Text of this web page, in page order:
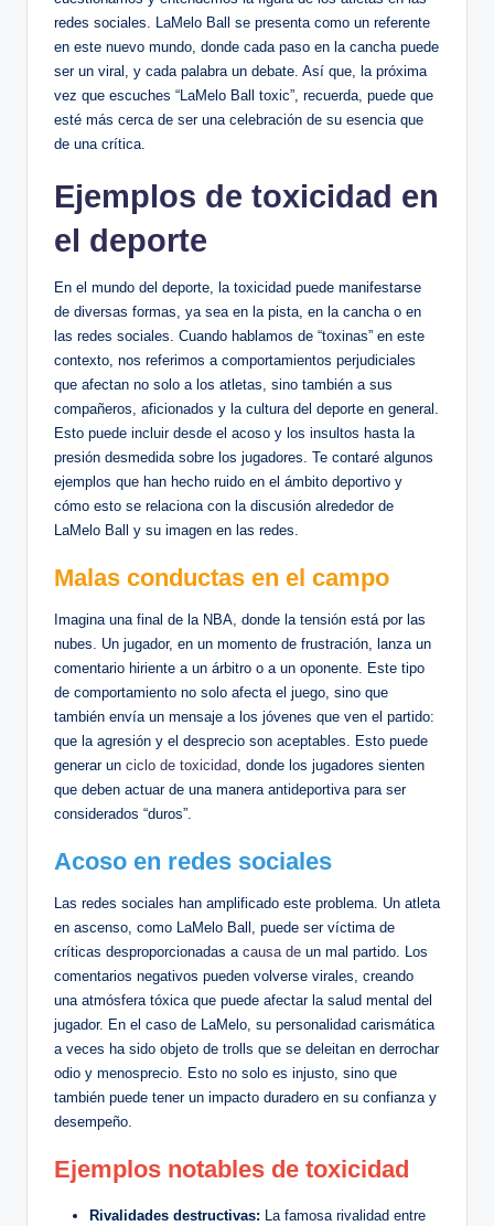
redes sociales. LaMelo Ball se presenta como un referente
‌en este nuevo mundo, donde cada paso ⁤en⁢ la cancha puede
ser un viral,​ y cada palabra un ⁣debate. Así que, la próxima
vez que escuches “LaMelo Ball toxic”, recuerda, puede que
⁤esté más cerca⁤ de ser una celebración‍ de su esencia que​
de una crítica.
Ejemplos de‌ toxicidad en
el deporte
En el mundo del deporte, la toxicidad puede manifestarse
de⁤ diversas formas, ​ya sea en⁢ la pista, ‍en la cancha⁤ o en
las redes sociales. Cuando hablamos de “toxinas” en este
contexto, nos referimos⁣ a comportamientos perjudiciales
que afectan no solo a​ los atletas, sino también a sus
compañeros, aficionados y la⁣ cultura ‌del deporte⁣ en general.⁢
Esto puede incluir desde el acoso y los insultos ​hasta la‍
presión desmedida‍ sobre los jugadores. Te contaré algunos⁢
ejemplos que han hecho ⁣ruido en⁣ el ámbito deportivo y
⁢cómo esto se relaciona con⁤ la discusión alrededor de
LaMelo Ball y su imagen en las redes.
Malas conductas en el campo
Imagina una final ​de la NBA, donde la tensión​ está ‌por​ las
nubes. Un jugador, en​ un momento de frustración, lanza un
comentario hiriente a ⁣un árbitro o a ​un oponente. Este tipo
de comportamiento‍ no solo afecta el juego, sino que
también‌ envía un mensaje a los jóvenes que ven​ el partido:
que la agresión y ⁣el desprecio son aceptables. Esto ‍puede
generar un ciclo de toxicidad , donde los jugadores sienten ​
que deben ⁤actuar ⁣de una manera antideportiva para‌ ser
considerados “duros”.
Acoso en redes sociales
Las redes ​sociales​ han amplificado este ⁣problema. Un atleta
en ascenso, como LaMelo Ball, ‌puede ser víctima de
críticas⁣ desproporcionadas a causa de un mal partido. Los
comentarios negativos⁣ pueden ⁤volverse virales, creando
una atmósfera tóxica que puede afectar la salud mental del‌
jugador. ‌En el caso‍ de LaMelo, su personalidad carismática
a veces ha ⁣sido objeto de trolls que se deleitan ⁤en derrochar
odio ⁢y menosprecio. Esto no solo es injusto, ‍sino que
también puede tener ⁣un impacto duradero en su confianza y
desempeño.
Ejemplos notables​ de toxicidad
Rivalidades destructivas: ‍La famosa rivalidad entre